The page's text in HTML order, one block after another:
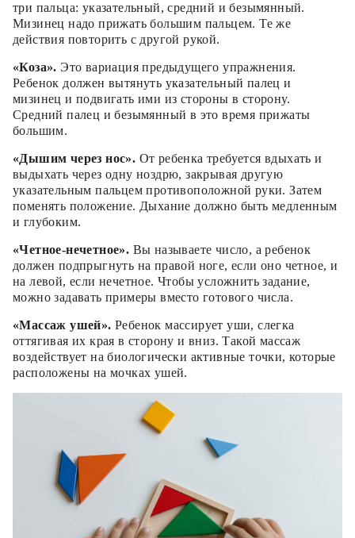
три пальца: указательный, средний и безымянный.
Мизинец надо прижать большим пальцем. Те же
действия повторить с другой рукой.
«Коза». Это вариация предыдущего упражнения.
Ребенок должен вытянуть указательный палец и
мизинец и подвигать ими из стороны в сторону.
Средний палец и безымянный в это время прижаты
большим.
«Дышим через нос». От ребенка требуется вдыхать и
выдыхать через одну ноздрю, закрывая другую
указательным пальцем противоположной руки. Затем
поменять положение. Дыхание должно быть медленным
и глубоким.
«Четное-нечетное». Вы называете число, а ребенок
должен подпрыгнуть на правой ноге, если оно четное, и
на левой, если нечетное. Чтобы усложнить задание,
можно задавать примеры вместо готового числа.
«Массаж ушей». Ребенок массирует уши, слегка
оттягивая их края в сторону и вниз. Такой массаж
воздействует на биологически активные точки, которые
расположены на мочках ушей.